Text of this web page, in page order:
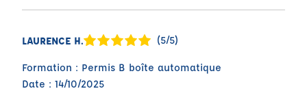
LAURENCE H. (5/5)
Formation : Permis B boîte automatique
Date : 14/10/2025